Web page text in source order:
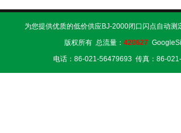
为您提供优质的低价供应BJ-2000闭口闪点自动
版权所有 总流量： 420627
电话：86-021-56479693 传真：86-